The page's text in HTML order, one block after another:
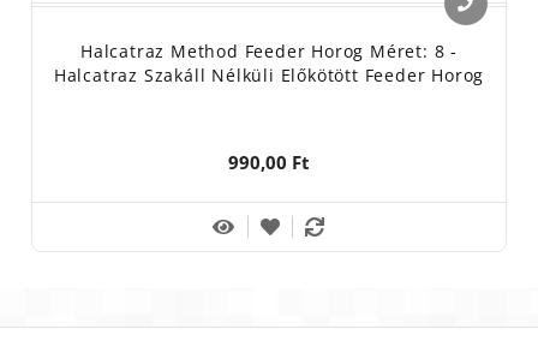
Halcatraz Method Feeder Horog Méret: 8 -
Halcatraz Szakáll Nélküli Előkötött Feeder Horog
990,00 Ft